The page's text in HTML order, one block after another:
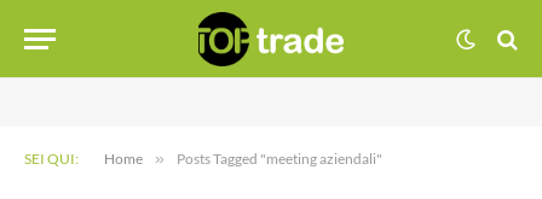
SEI QUI: Home » Posts Tagged "meeting aziendali"